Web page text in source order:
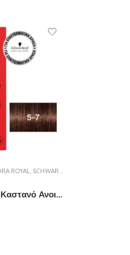
ROYAL, SCHWARZKOPF PROFESSIONAL
IGORA ROYAL 5-7 Καστανό Ανοιχτό Χάλκινο 60 ml